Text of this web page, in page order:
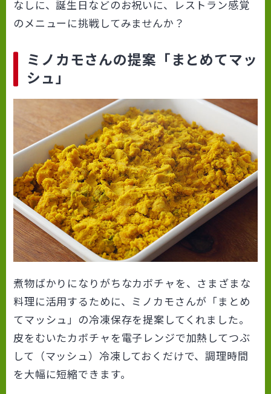
なしに、誕生日などのお祝いに、レストラン感覚
のメニューに挑戦してみませんか？
ミノカモさんの提案「まとめてマッ
シュ」
煮物ばかりになりがちなカボチャを、さまざまな
料理に活用するために、ミノカモさんが「まとめ
てマッシュ」の冷凍保存を提案してくれました。
皮をむいたカボチャを電子レンジで加熱してつぶ
して（マッシュ）冷凍しておくだけで、調理時間
を大幅に短縮できます。